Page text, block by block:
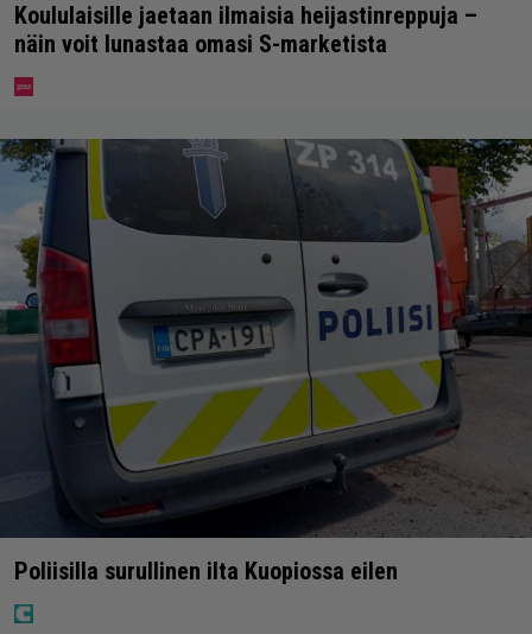
Koululaisille jaetaan ilmaisia heijastinreppuja –
näin voit lunastaa omasi S-marketista
Poliisilla surullinen ilta Kuopiossa eilen